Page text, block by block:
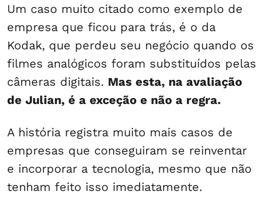
Um caso muito citado como exemplo de
empresa que ficou para trás, é o da
Kodak, que perdeu seu negócio quando os
filmes analógicos foram substituídos pelas
câmeras digitais. Mas esta, na avaliação
de Julian, é a exceção e não a regra.
A história registra muito mais casos de
empresas que conseguiram se reinventar
e incorporar a tecnologia, mesmo que não
tenham feito isso imediatamente.